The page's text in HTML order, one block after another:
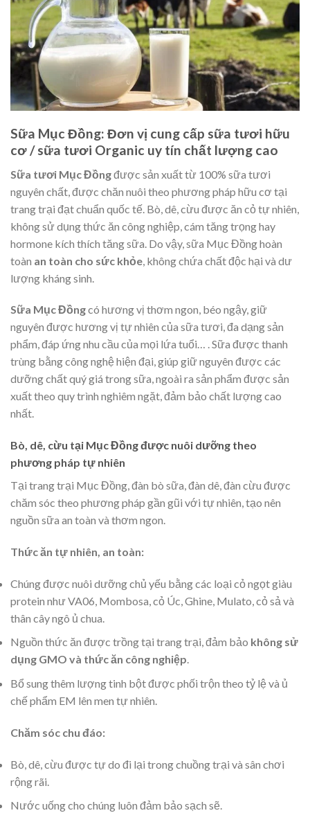
Sữa Mục Đồng: Đơn vị cung cấp sữa tươi hữu
cơ/sữa tươi Organic uy tín chất lượng cao
Sữa tươi Mục Đồngđược sản xuất từ 100% sữa tươi
nguyên chất, được chăn nuôi theo phương pháp hữu cơ tại
trang trại đạt chuẩn quốc tế. Bò, dê, cừu được ăn cỏ tự nhiên,
không sử dụng thức ăn công nghiệp, cám tăng trọng hay
hormone kích thích tăng sữa. Do vậy, sữa Mục Đồng hoàn
toàn an toàn cho sức khỏe , không chứa chất độc hại và dư
lượng kháng sinh.
Sữa Mục Đồngcó hương vị thơm ngon, béo ngậy, giữ
nguyên được hương vị tự nhiên của sữa tươi, đa dạng sản
phẩm, đáp ứng nhu cầu của mọi lứa tuổi… . Sữa được thanh
trùng bằng công nghệ hiện đại, giúp giữ nguyên được các
dưỡng chất quý giá trong sữa, ngoài ra sản phẩm được sản
xuất theo quy trình nghiêm ngặt, đảm bảo chất lượng cao
nhất.
Bò, dê, cừu tại Mục Đồng được nuôi dưỡng theo
phương pháp tự nhiên
Tại trang trại Mục Đồng, đàn bò sữa, đàn dê, đàn cừu được
chăm sóc theo phương pháp gần gũi với tự nhiên, tạo nên
nguồn sữa an toàn và thơm ngon.
Thức ăn tự nhiên, an toàn:
Chúng được nuôi dưỡng chủ yếu bằng các loại cỏ ngọt giàu
protein như VA06, Mombosa, cỏ Úc, Ghine, Mulato, cỏ sả và
thân cây ngô ủ chua.
Nguồn thức ăn được trồng tại trang trại, đảm bảo không sử
dụng GMO và thức ăn công nghiệp.
Bổ sung thêm lượng tinh bột được phối trộn theo tỷ lệ và ủ
chế phẩm EM lên men tự nhiên.
Chăm sóc chu đáo:
Bò, dê, cừu được tự do đi lại trong chuồng trại và sân chơi
rộng rãi.
Nước uống cho chúng luôn đảm bảo sạch sẽ.